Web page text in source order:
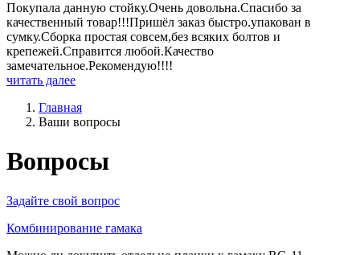
Покупала данную стойку.Очень довольна.Спасибо за
качественный товар!!!Пришёл заказ быстро.упакован в
сумку.Сборка простая совсем,без всяких болтов и
крепежей.Справится любой.Качество
замечательное.Рекомендую!!!!
читать далее
Главная
Ваши вопросы
Вопросы
Задайте свой вопрос
Комбинирование гамака